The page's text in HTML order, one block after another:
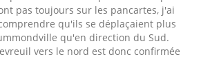
pas toujours sur les pancartes, j'ai
qu'ils se déplaçaient plus
qu'en direction du Sud.
vers le nord est donc confirmée